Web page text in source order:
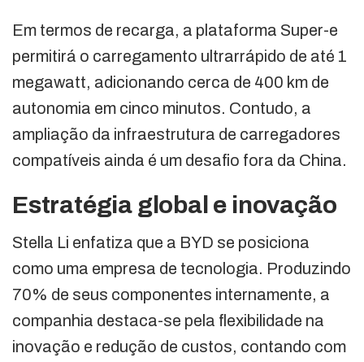
Em termos de recarga, a plataforma Super-e
permitirá o carregamento ultrarrápido de até 1
megawatt, adicionando cerca de 400 km de
autonomia em cinco minutos. Contudo, a
ampliação da infraestrutura de carregadores
compatíveis ainda é um desafio fora da China.
Estratégia global e inovação
Stella Li enfatiza que a BYD se posiciona
como uma empresa de tecnologia. Produzindo
70% de seus componentes internamente, a
companhia destaca-se pela flexibilidade na
inovação e redução de custos, contando com